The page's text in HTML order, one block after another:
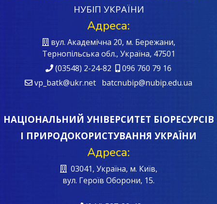
НУБІП УКРАЇНИ
Адреса:
вул. Академічна 20, м. Бережани,
Тернопільська обл., Україна, 47501
(03548) 2-24-82
096 760 79 16
vp_batk@ukr.net batcnubip@nubip.edu.ua
НАЦІОНАЛЬНИЙ УНІВЕРСИТЕТ БІОРЕСУРСІВ
І ПРИРОДОКОРИСТУВАННЯ УКРАЇНИ
Адреса:
03041, Україна, м. Київ,
вул. Героїв Oборони, 15.